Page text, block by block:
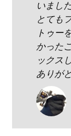
いまし
とても
トゥー
かった
ックス
ありが